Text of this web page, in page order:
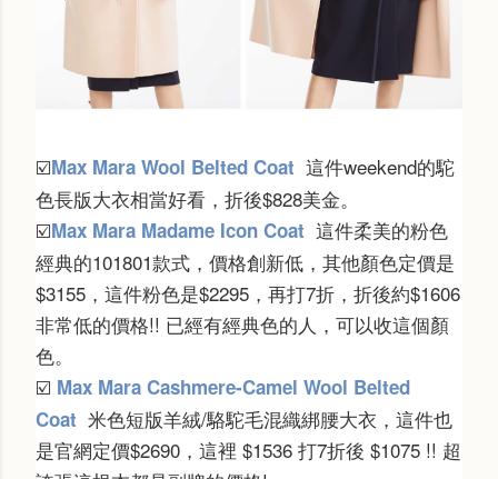
☑️Max Mara Wool Belted Coat 這件weekend的駝
色長版大衣相當好看，折後$828美金。
☑️Max Mara Madame Icon Coat 這件柔美的粉色
經典的101801款式，價格創新低，其他顏色定價是
$3155，這件粉色是$2295，再打7折，折後約$1606
非常低的價格!! 已經有經典色的人，可以收這個顏
色。
☑️ Max Mara Cashmere-Camel Wool Belted
Coat 米色短版羊絨/駱駝毛混織綁腰大衣，這件也
是官網定價$2690，這裡 $1536 打7折後 $1075 !! 超